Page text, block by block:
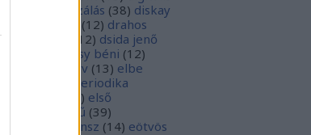
digitalizálás (38) diskay
(12) drahos
lászló 12) dsida jenő
egressy béni (12)
ekönyv (13) elbe
elektronikus periodika
) első
emlékmű (39)
ensz (14) eötvös